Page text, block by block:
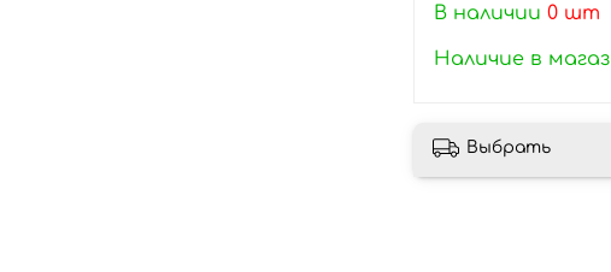
В наличии 0 шт
Наличие в
Выбрать